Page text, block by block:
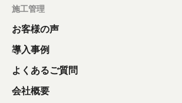
施工管理
お客様の声
導入事例
よくあるご質問
会社概要